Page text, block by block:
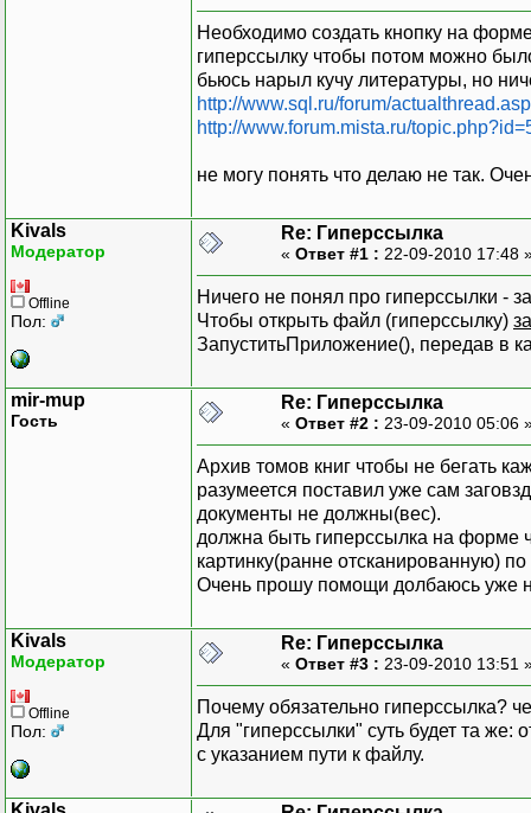
Необходимо создать кнопку на
гиперссылку чтобы потом можно
бьюсь нарыл кучу литературы, но
http://www.sql.ru/forum/
http://www.forum.mista.ru/
не могу понять что делаю не так.
Kivals
Модератор
Offline
Пол:
Re: Гиперссылка
« Ответ #1 : 22-09-2010 17:48
Ничего не понял про гиперссылки -
Чтобы открыть файл (гиперссылку)
ЗапуститьПриложение(), передав в
mir-mup
Гость
Re: Гиперссылка
« Ответ #2 : 23-09-2010 05:06
Архив томов книг чтобы не бегать
разумеется поставил уже сам
документы не должны(вес).
должна быть гиперссылка на форме
картинку(ранне отсканированную)
Очень прошу помощи долбаюсь уже
Kivals
Модератор
Offline
Пол:
Re: Гиперссылка
« Ответ #3 : 23-09-2010 13:51
Почему обязательно гиперссылка?
Для "гиперссылки" суть будет та
с указанием пути к файлу.